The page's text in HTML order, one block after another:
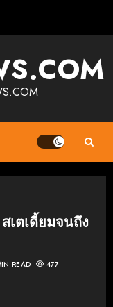
ตเดี้ยมจนถึง
READ 477